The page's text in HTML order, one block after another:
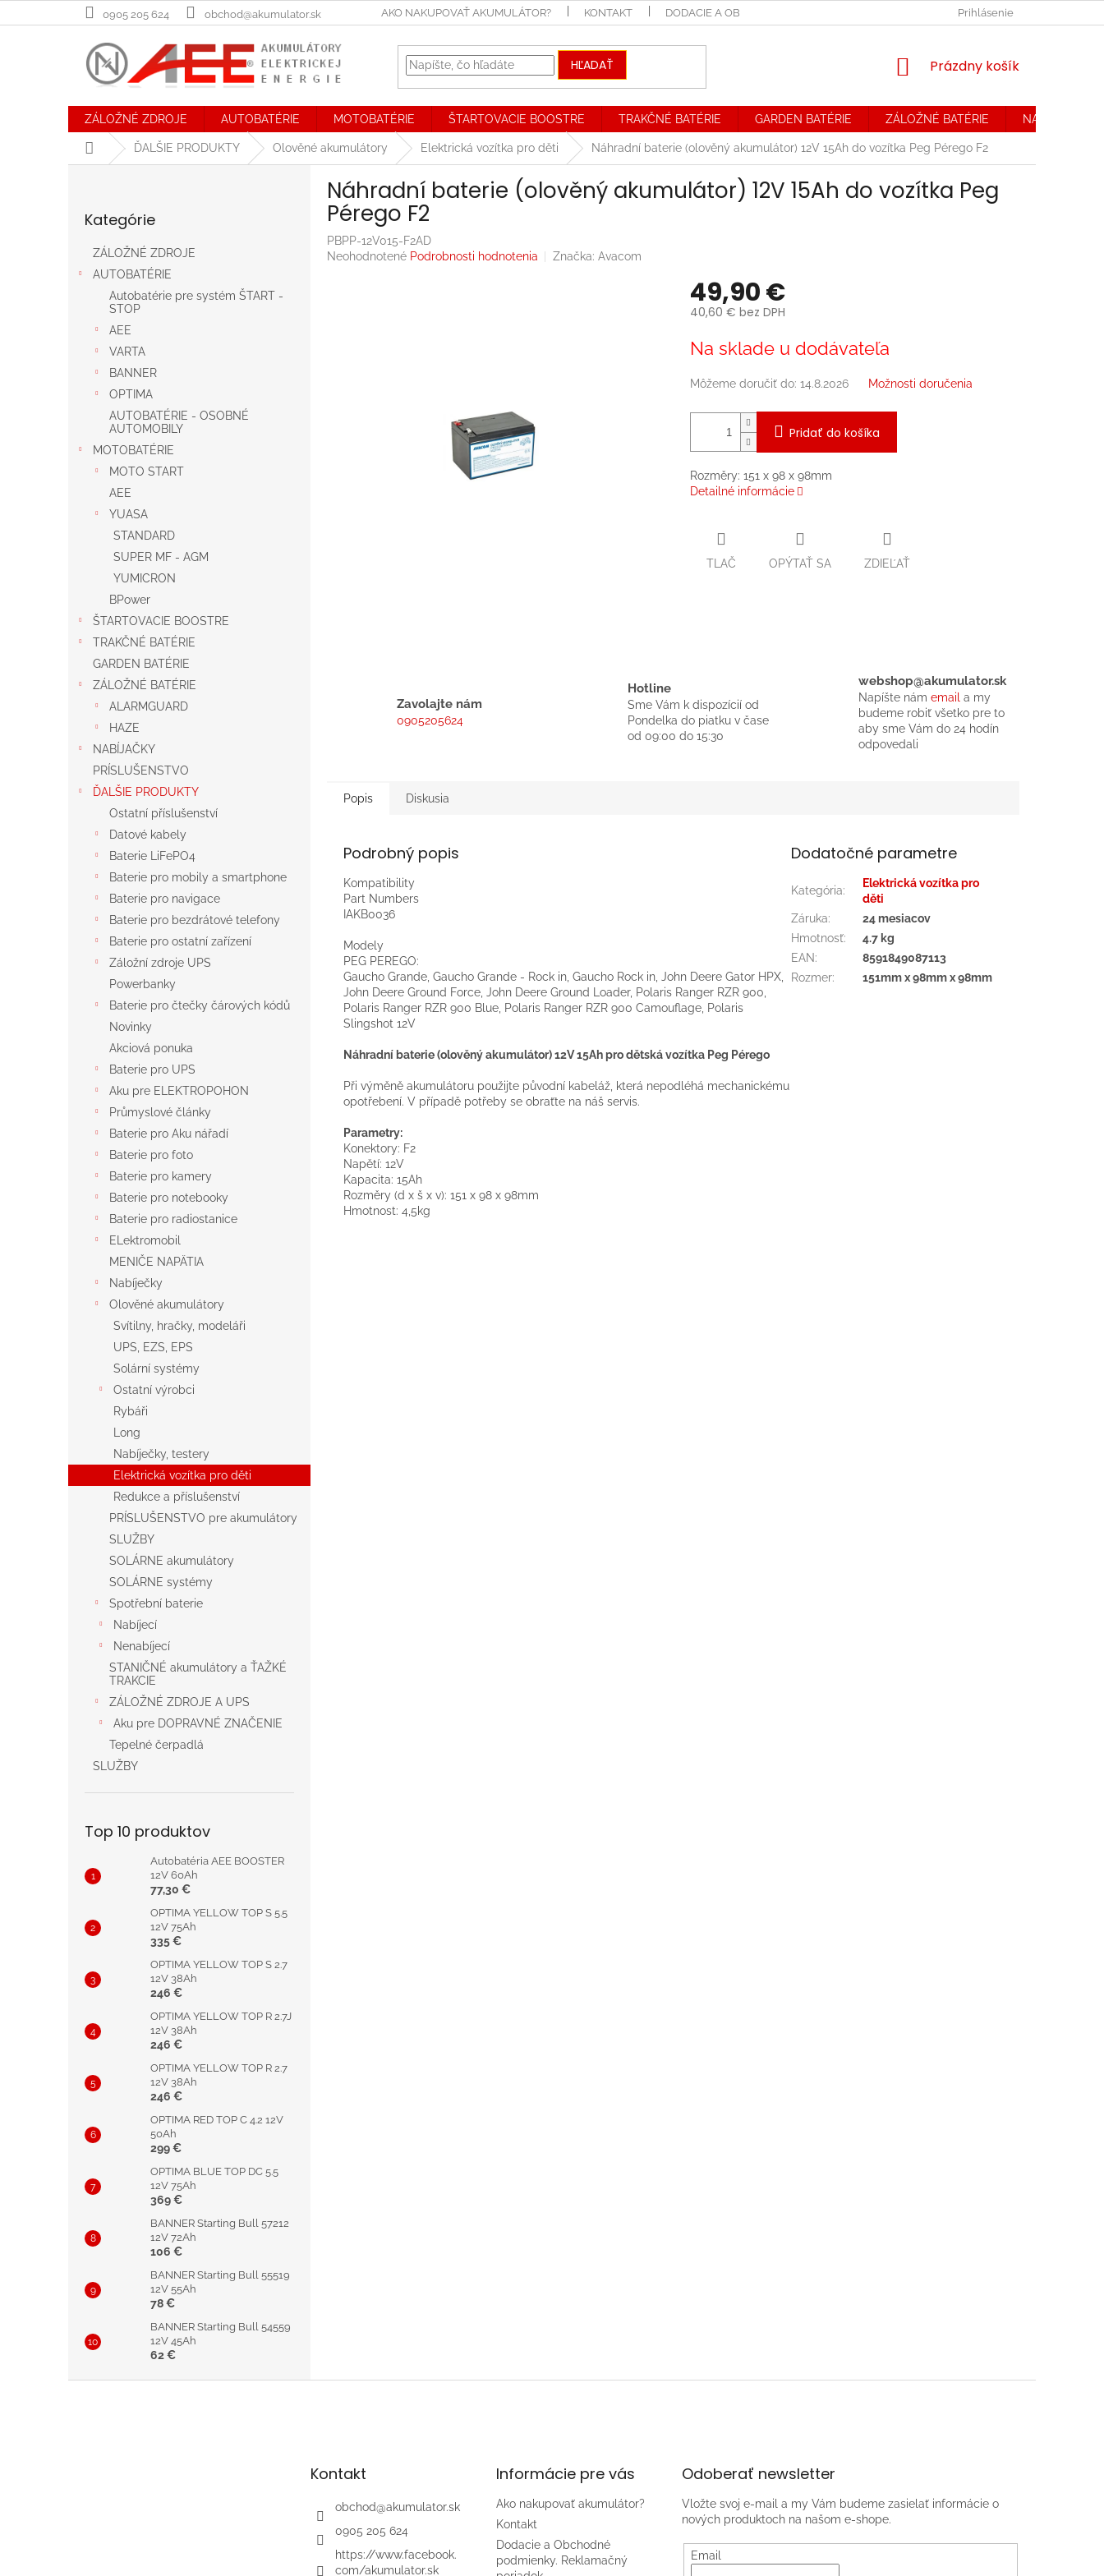
na
0905 205 624 obchod@akumulator.sk AKO NAKUPOVAŤ AKUMULÁTOR? KONTAKT DODACIE A OBCHODNÉ PODMIENKY. REKLAMAČNÝ PORIADOKPrihlásenie
HĽADAŤ
NÁKUPNÝ
Prázdny košík
ZÁLOŽNÉ ZDROJE AUTOBATÉRIE MOTOBATÉRIE ŠTARTOVACIE BOOSTRE TRAKČNÉ BATÉRIE GARDEN BATÉRIE ZÁLOŽNÉ BATÉRIE NABÍJAČKY
DomovĎALŠIE PRODUKTY Olověné akumulátory Elektrická vozítka pro děti Náhradní baterie (olověný akumulátor) 12V 15Ah do vozítka Peg Pérego F2
kategórie
Kategórie
ZÁLOŽNÉ ZDROJE
AUTOBATÉRIE
Autobatérie pre systém ŠTART -
STOP
AEE
VARTA
BANNER
OPTIMA
AUTOBATÉRIE - OSOBNÉ
AUTOMOBILY
MOTOBATÉRIE
MOTO START
AEE
YUASA
STANDARD
SUPER MF - AGM
YUMICRON
BPower
ŠTARTOVACIE BOOSTRE
TRAKČNÉ BATÉRIE
GARDEN BATÉRIE
ZÁLOŽNÉ BATÉRIE
ALARMGUARD
HAZE
NABÍJAČKY
PRÍSLUŠENSTVO
ĎALŠIE PRODUKTY
Ostatní příslušenství
Datové kabely
Baterie LiFePO4
Baterie pro mobily a smartphone
Baterie pro navigace
Baterie pro bezdrátové telefony
Baterie pro ostatní zařízení
Záložní zdroje UPS
Powerbanky
Baterie pro čtečky čárových kódů
Novinky
Akciová ponuka
Baterie pro UPS
Aku pre ELEKTROPOHON
Průmyslové články
Baterie pro Aku nářadí
Baterie pro foto
Baterie pro kamery
Baterie pro notebooky
Baterie pro radiostanice
ELektromobil
MENIČE NAPÄTIA
Nabíječky
Olověné akumulátory
Svítilny, hračky, modeláři
UPS, EZS, EPS
Solární systémy
Ostatní výrobci
Rybáři
Long
Nabíječky, testery
Elektrická vozítka pro děti
Redukce a příslušenství
PRÍSLUŠENSTVO pre akumulátory
SLUŽBY
SOLÁRNE akumulátory
SOLÁRNE systémy
Spotřební baterie
Nabíjecí
Nenabíjecí
STANIČNÉ akumulátory a ŤAŽKÉ
TRAKCIE
ZÁLOŽNÉ ZDROJE A UPS
Aku pre DOPRAVNÉ ZNAČENIE
Tepelné čerpadlá
SLUŽBY
Top 10 produktov
Autobatéria AEE BOOSTER
12V 60Ah
77,30 €
OPTIMA YELLOW TOP S 5.5
12V 75Ah
335 €
OPTIMA YELLOW TOP S 2.7
12V 38Ah
246 €
OPTIMA YELLOW TOP R 2.7J
12V 38Ah
246 €
OPTIMA YELLOW TOP R 2.7
12V 38Ah
246 €
OPTIMA RED TOP C 4.2 12V
50Ah
299 €
OPTIMA BLUE TOP DC 5.5
12V 75Ah
369 €
BANNER Starting Bull 57212
12V 72Ah
106 €
BANNER Starting Bull 55519
12V 55Ah
78 €
BANNER Starting Bull 54559
12V 45Ah
62 €
Náhradní baterie (olověný akumulátor) 12V 15Ah do vozítka Peg
Pérego F2
PBPP-12V015-F2AD
Priemerné
Neohodnotené Podrobnosti hodnotenia Značka: Avacom
49,90 €
40,60 € bez DPH
cena:
Na sklade u dodávateľa
Môžeme doručiť do: 14.8.2026 Možnosti doručenia
Pridať do košíka
Rozměry: 151 x 98 x 98mm
Detailné informácie
TLAČ OPÝTAŤ SA ZDIEĽAŤ
Zavolajte nám
0905205624
Hotline
Sme Vám k dispozícií od
Pondelka do piatku v čase
od 09:00 do 15:30
webshop@akumulator.sk
Napíšte nám email a my
budeme robiť všetko pre to
aby sme Vám do 24 hodín
odpovedali
Popis Diskusia
Podrobný popis
Kompatibility
Part Numbers
IAKB0036
Modely
PEG PEREGO:
Gaucho Grande, Gaucho Grande - Rock in, Gaucho Rock in, John Deere Gator HPX,
John Deere Ground Force, John Deere Ground Loader, Polaris Ranger RZR 900,
Polaris Ranger RZR 900 Blue, Polaris Ranger RZR 900 Camouflage, Polaris
Slingshot 12V
Náhradní baterie (olověný akumulátor) 12V 15Ah pro dětská vozítka Peg Pérego
Při výměně akumulátoru použijte původní kabeláž, která nepodléhá mechanickému
opotřebení. V případě potřeby se obraťte na náš servis.
Parametry:
Konektory: F2
Napětí: 12V
Kapacita: 15Ah
Rozměry (d x š x v): 151 x 98 x 98mm
Hmotnost: 4,5kg
Dodatočné parametre
Kategória:
Elektrická vozítka pro
děti
Záruka:
24 mesiacov
Hmotnosť:
4.7 kg
EAN:
8591849087113
Rozmer: 151mm x 98mm x 98mm
Kontakt
obchod@akumulator.sk
0905 205 624
https://www.facebook.
com/akumulator.sk
Informácie pre vás
Ako nakupovať akumulátor?
Kontakt
Dodacie a Obchodné
podmienky. Reklamačný
Odoberať newsletter
Vložte svoj e-mail a my Vám budeme zasielať informácie o
nových produktoch na našom e-shope.
Email